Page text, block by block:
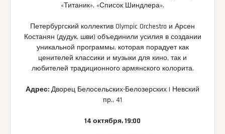
«Титаник», «Список Шиндлера».
Петербургский коллектив Olympic Orchestra и Арсен
Костанян (дудук, шви) объединили усилия в создании
уникальной программы, которая порадует как
ценителей классики и музыки для кино, так и
любителей традиционного армянского колорита.
Адрес: Дворец Белосельских-Белозерских | Невский
пр., 41
14 октября, 19:00